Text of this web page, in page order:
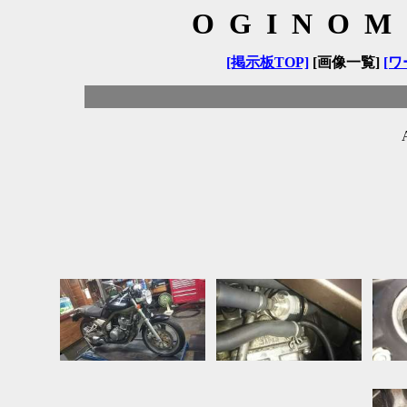
[掲示板TOP][画像一覧] [ワ